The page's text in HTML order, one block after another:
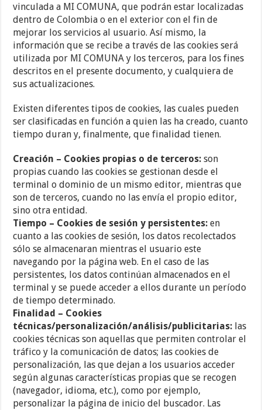
vinculada a MI COMUNA, que podrán estar localizadas
dentro de Colombia o en el exterior con el fin de
mejorar los servicios al usuario. Así mismo, la
información que se recibe a través de las cookies será
utilizada por MI COMUNA y los terceros, para los fines
descritos en el presente documento, y cualquiera de
sus actualizaciones.
Existen diferentes tipos de cookies, las cuales pueden
ser clasificadas en función a quien las ha creado, cuanto
tiempo duran y, finalmente, que finalidad tienen.
Creación – Cookies propias o de terceros: son
propias cuando las cookies se gestionan desde el
terminal o dominio de un mismo editor, mientras que
son de terceros, cuando no las envía el propio editor,
sino otra entidad.
Tiempo – Cookies de sesión y persistentes: en
cuanto a las cookies de sesión, los datos recolectados
sólo se almacenaran mientras el usuario este
navegando por la página web. En el caso de las
persistentes, los datos continúan almacenados en el
terminal y se puede acceder a ellos durante un período
de tiempo determinado.
Finalidad – Cookies
técnicas/personalización/análisis/publicitarias: las
cookies técnicas son aquellas que permiten controlar el
tráfico y la comunicación de datos; las cookies de
personalización, las que dejan a los usuarios acceder
según algunas características propias que se recogen
(navegador, idioma, etc.), como por ejemplo,
personalizar la página de inicio del buscador. Las